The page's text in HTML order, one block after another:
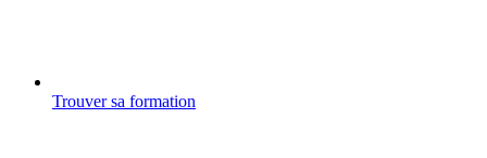
Trouver sa formation